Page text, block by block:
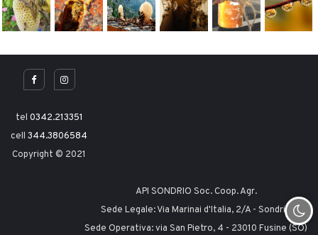
tel 0342.213351
cell 344.3806584
Copyright © 2021
API SONDRIO Soc. Coop. Agr.
Sede Legale: Via Marinai d'Italia, 2/A - Sondrio
Sede Operativa: via San Pietro, 4 - 23010 Fusine (SO)